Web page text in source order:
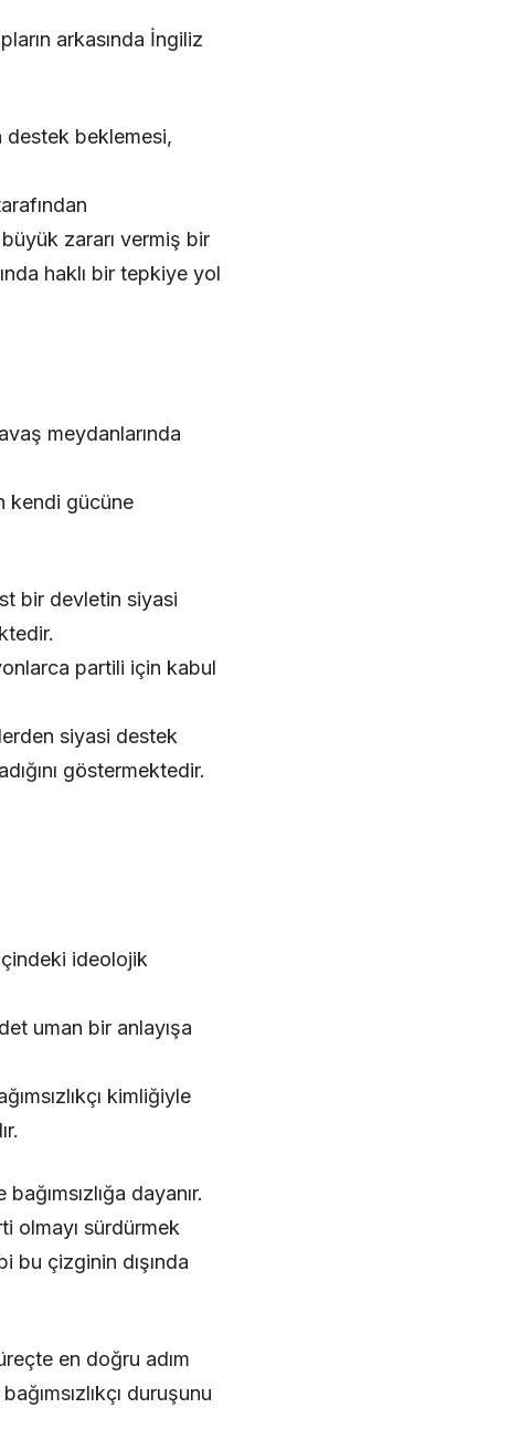
arkasında İngiliz
destek beklemesi,
zararı vermiş bir
haklı bir tepkiye yol
meydanlarında
kendi gücüne
bir devletin siyasi
partili için kabul
siyasi destek
göstermektedir.
ideolojik
uman bir anlayışa
kimliğiyle
dayanır.
olmayı sürdürmek
bu çizginin dışında
en doğru adım
duruşunu